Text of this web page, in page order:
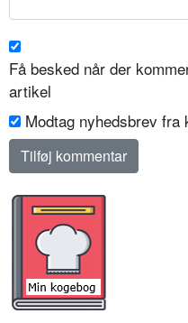
Få besked når der
artikel
Modtag nyhedsbrev fra